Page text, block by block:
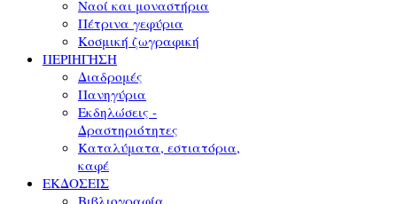
Ναοί και μοναστήρια
Πέτρινα γεφύρια
Κοσμική ζωγραφική
ΠΕΡΙΗΓΗΣΗ
Διαδρομές
Πανηγύρια
Εκδηλώσεις -
Δραστηριότητες
Καταλύματα, εστιατόρια,
καφέ
ΕΚΔΟΣΕΙΣ
Βιβλιογραφία